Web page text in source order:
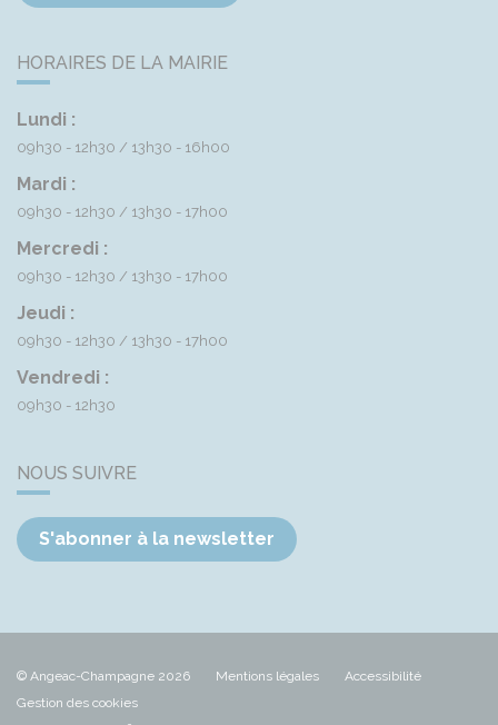
HORAIRES DE LA MAIRIE
Lundi :
09h30 - 12h30 13h30 - 16h00
Mardi :
09h30 - 12h30 13h30 - 17h00
Mercredi :
09h30 - 12h30 13h30 - 17h00
Jeudi :
09h30 - 12h30 13h30 - 17h00
Vendredi :
09h30 - 12h30
NOUS SUIVRE
S'abonner à la newsletter
© Angeac-Champagne 2026 Mentions légales
Accessibilité
Gestion des cookies